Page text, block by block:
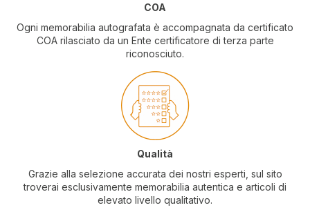
COA
Ogni memorabilia autografata è accompagnata da certificato
COA rilasciato da un Ente certificatore di terza parte
riconosciuto.
Qualità
Grazie alla selezione accurata dei nostri esperti, sul sito
troverai esclusivamente memorabilia autentica e articoli di
elevato livello qualitativo.